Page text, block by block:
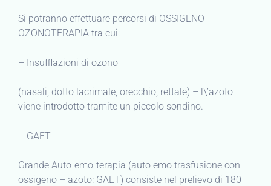
Si potranno effettuare percorsi di OSSIGENO
OZONOTERAPIA tra cui:
– Insufflazioni di ozono
(nasali, dotto lacrimale, orecchio, rettale) – l\’azoto
viene introdotto tramite un piccolo sondino.
– GAET
Grande Auto-emo-terapia (auto emo trasfusione con
ossigeno – azoto: GAET) consiste nel prelievo di 180